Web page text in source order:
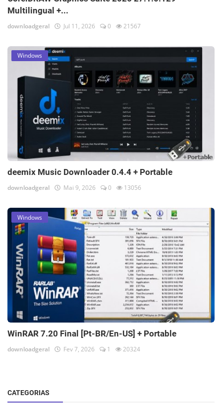
Multilingual +...
downloadgeral Jul 11, 2026 0 21567
Windows
deemix Music Downloader 0.4.4 + Portable
downloadgeral Mai 9, 2026 0 13056
Windows
WinRAR 7.20 Final [Pt-BR/En-US] + Portable
downloadgeral Fev 7, 2026 1 20324
CATEGORIAS